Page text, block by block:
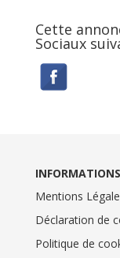
Cette
Sociaux
INFORMATIONS
Mentions
Déclaration de
Politique de